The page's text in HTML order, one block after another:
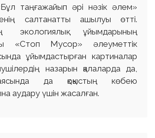
таңғажайып әрі нәзік әлем»
салтанатты ашылуы өтті.
экологиялық ұйымдарының
«Стоп Мусор» әлеуметтік
ұйымдастырған картиналар
назарын қалаларда да,
да қоқыстың көбею
аудару үшін жасалған.